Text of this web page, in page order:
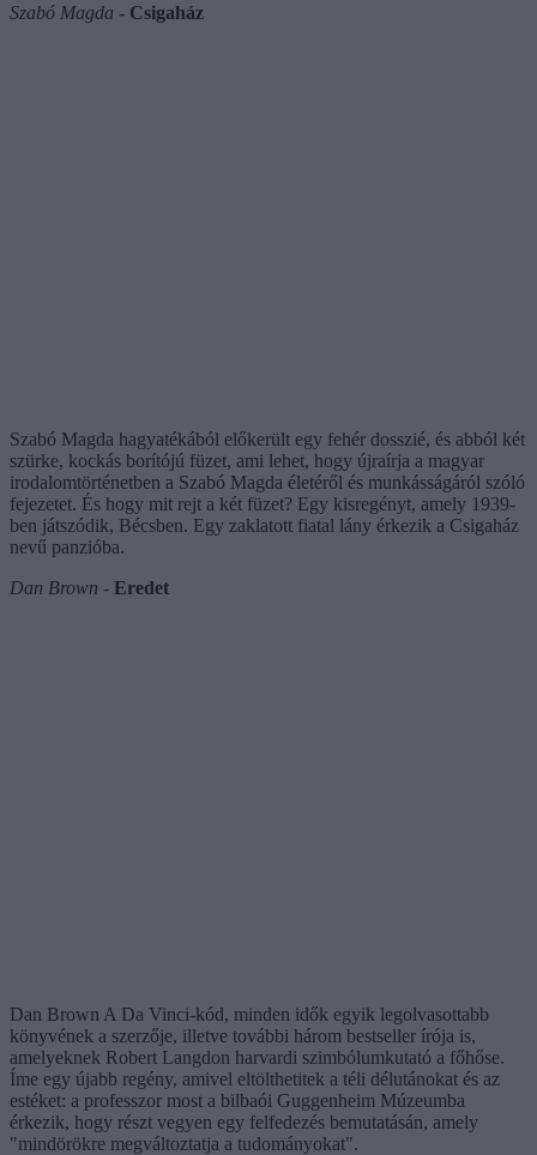
Szabó Magda - Csigaház
Szabó Magda hagyatékából előkerült egy fehér dosszié, és abból két
szürke, kockás borítójú füzet, ami lehet, hogy újraírja a magyar
irodalomtörténetben a Szabó Magda életéről és munkásságáról szóló
fejezetet. És hogy mit rejt a két füzet? Egy kisregényt, amely 1939-
ben játszódik, Bécsben. Egy zaklatott fiatal lány érkezik a Csigaház
nevű panzióba.
Dan Brown - Eredet
Dan Brown A Da Vinci-kód, minden idők egyik legolvasottabb
könyvének a szerzője, illetve további három bestseller írója is,
amelyeknek Robert Langdon harvardi szimbólumkutató a főhőse.
Íme egy újabb regény, amivel eltölthetitek a téli délutánokat és az
estéket: a professzor most a bilbaói Guggenheim Múzeumba
érkezik, hogy részt vegyen egy felfedezés bemutatásán, amely
"mindörökre megváltoztatja a tudományokat".